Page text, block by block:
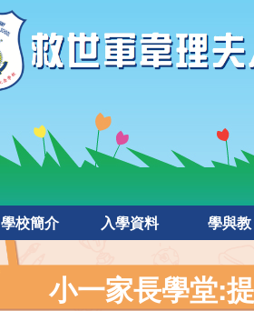
學校簡介 入學資料 學與教
小一家長學堂: